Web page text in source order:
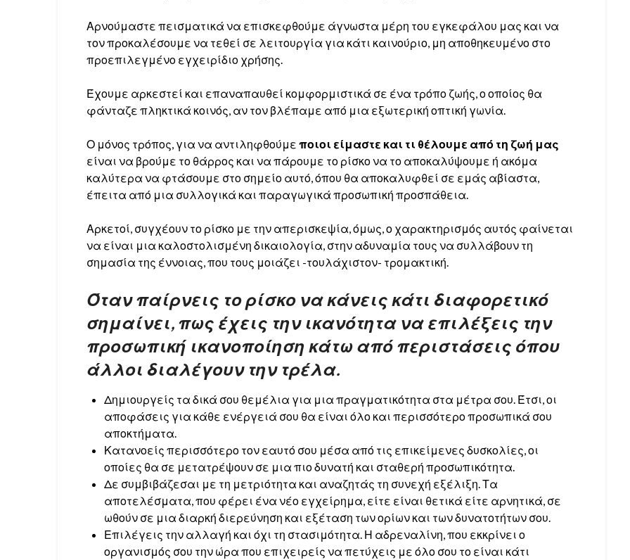
Αρνούμαστε πεισματικά να επισκεφθούμε άγνωστα μέρη του εγκεφάλου μας και να
τον προκαλέσουμε να τεθεί σε λειτουργία για κάτι καινούριο, μη αποθηκευμένο στο
προεπιλεγμένο εγχειρίδιο χρήσης.
Έχουμε αρκεστεί και επαναπαυθεί κομφορμιστικά σε ένα τρόπο ζωής, ο οποίος θα
φάνταζε πληκτικά κοινός, αν τον βλέπαμε από μια εξωτερική οπτική γωνία.
Ο μόνος τρόπος, για να αντιληφθούμεποιοι είμαστε και τι θέλουμε από τη ζωή μας
είναι να βρούμε το θάρρος και να πάρουμε το ρίσκο να το αποκαλύψουμε ή ακόμα
καλύτερα να φτάσουμε στο σημείο αυτό, όπου θα αποκαλυφθεί σε εμάς αβίαστα,
έπειτα από μια συλλογικά και παραγωγικά προσωπική προσπάθεια.
Αρκετοί, συγχέουν το ρίσκο με την απερισκεψία, όμως, ο χαρακτηρισμός αυτός φαίνεται
να είναι μια καλοστολισμένη δικαιολογία, στην αδυναμία τους να συλλάβουν τη
σημασία της έννοιας, που τους μοιάζει -τουλάχιστον- τρομακτική.
Όταν παίρνεις το ρίσκο να κάνεις κάτι διαφορετικό
σημαίνει, πως έχεις την ικανότητα να επιλέξεις την
προσωπική ικανοποίηση κάτω από περιστάσεις όπου
άλλοι διαλέγουν την τρέλα.
Δημιουργείς τα δικά σου θεμέλια για μια πραγματικότητα στα μέτρα σου. Έτσι, οι
αποφάσεις για κάθε ενέργειά σου θα είναι όλο και περισσότερο προσωπικά σου
αποκτήματα.
Κατανοείς περισσότερο τον εαυτό σου μέσα από τις επικείμενες δυσκολίες, οι
οποίες θα σε μετατρέψουν σε μια πιο δυνατή και σταθερή προσωπικότητα.
Δε συμβιβάζεσαι με τη μετριότητα και αναζητάς τη συνεχή εξέλιξη. Τα
αποτελέσματα, που φέρει ένα νέο εγχείρημα, είτε είναι θετικά είτε αρνητικά, σε
ωθούν σε μια διαρκή διερεύνηση και εξέταση των ορίων και των δυνατοτήτων σου.
Επιλέγεις την αλλαγή και όχι τη στασιμότητα. Η αδρεναλίνη, που εκκρίνει ο
οργανισμός σου την ώρα που επιχειρείς να πετύχεις με όλο σου το είναι κάτι